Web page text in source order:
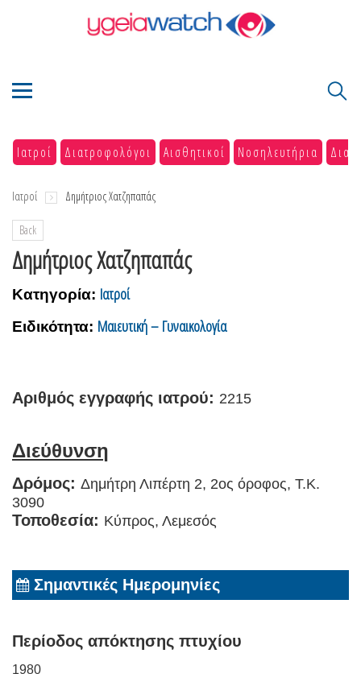
Ιατροί Διατροφολόγοι Αισθητικοί Νοσηλευτήρια
Ιατροί Δημήτριος Χατζηπαπάς
Back
Δημήτριος Χατζηπαπάς
Κατηγορία: Ιατροί
Ειδικότητα: Μαιευτική – Γυναικολογία
Αριθμός εγγραφής ιατρού: 2215
Διεύθυνση
Δρόμος: Δημήτρη Λιπέρτη 2, 2ος όροφος, T.K.
3090
Τοποθεσία: Κύπρος, Λεμεσός
Σημαντικές Ημερομηνίες
Περίοδος απόκτησης πτυχίου
1980